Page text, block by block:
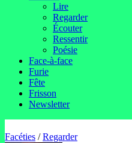
Lire
Regarder
Écouter
Ressentir
Poésie
Face-à-face
Furie
Fête
Frisson
Newsletter
Facéties /Regarder